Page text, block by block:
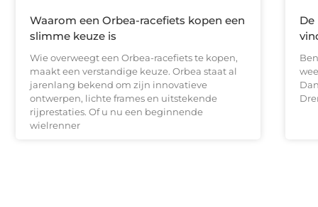
Waarom een Orbea-racefiets kopen een
slimme keuze is
Wie overweegt een Orbea-racefiets te kopen,
maakt een verstandige keuze. Orbea staat al
jarenlang bekend om zijn innovatieve
ontwerpen, lichte frames en uitstekende
rijprestaties. Of u nu een beginnende
wielrenner
De